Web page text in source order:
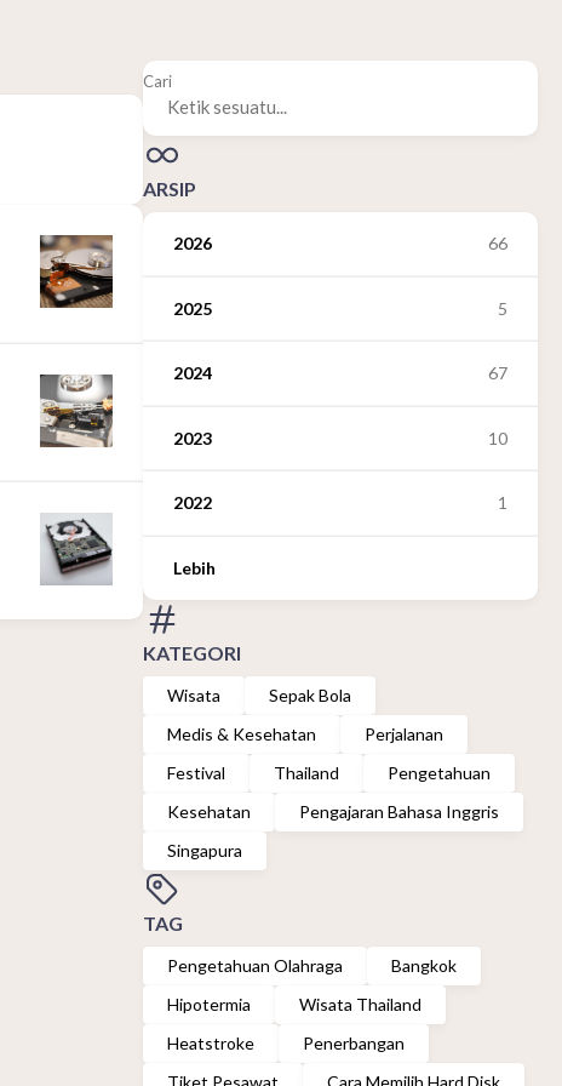
Cari
ARSIP
2026 66
2025 5
2024 67
2023 10
2022 1
Lebih
KATEGORI
Wisata
Sepak Bola
Medis & Kesehatan
Perjalanan
Festival
Thailand
Pengetahuan
Kesehatan
Pengajaran Bahasa Inggris
Singapura
TAG
Pengetahuan Olahraga
Bangkok
Hipotermia
Wisata Thailand
Heatstroke
Penerbangan
Tiket Pesawat
Cara Memilih Hard Disk